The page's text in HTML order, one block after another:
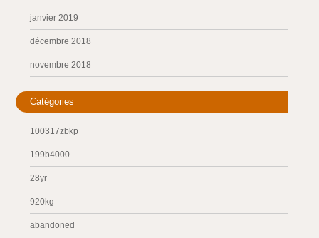
janvier 2019
décembre 2018
novembre 2018
Catégories
100317zbkp
199b4000
28yr
920kg
abandoned